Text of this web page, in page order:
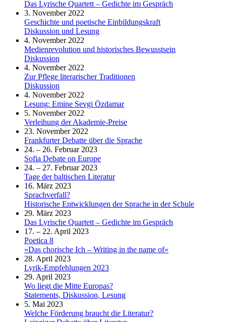
Das Lyrische Quartett – Gedichte im Gespräch
3. November 2022
Geschichte und poetische Einbildungskraft
Diskussion und Lesung
4. November 2022
Medienrevolution und historisches Bewusstsein
Diskussion
4. November 2022
Zur Pflege literarischer Traditionen
Diskussion
4. November 2022
Lesung: Emine Sevgi Özdamar
5. November 2022
Verleihung der Akademie-Preise
23. November 2022
Frankfurter Debatte über die Sprache
24. – 26. Februar 2023
Sofia Debate on Europe
24. – 27. Februar 2023
Tage der baltischen Literatur
16. März 2023
Sprachverfall?
Historische Entwicklungen der Sprache in der Schule
29. März 2023
Das Lyrische Quartett – Gedichte im Gespräch
17. – 22. April 2023
Poetica 8
»Das chorische Ich – Writing in the name of«
28. April 2023
Lyrik-Empfehlungen 2023
29. April 2023
Wo liegt die Mitte Europas?
Statements, Diskussion, Lesung
5. Mai 2023
Welche Förderung braucht die Literatur?